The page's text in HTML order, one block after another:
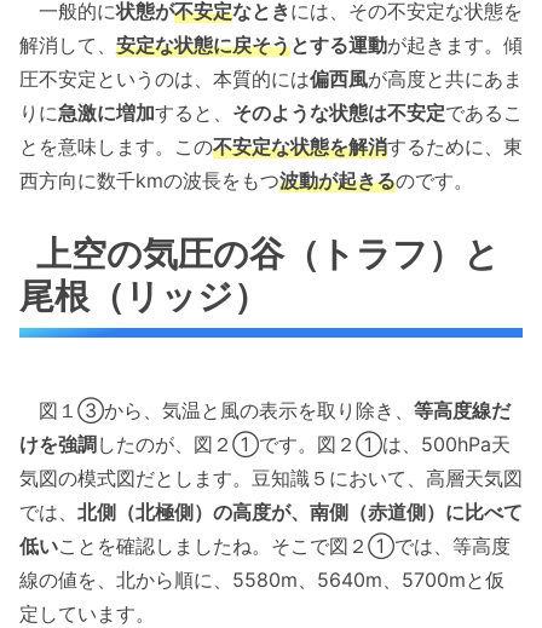
一般的に状態が不安定なときには、その不安定な状態を
解消して、 安定な状態に戻そうとする運動が起きます。傾
圧不安定というのは、本質的には偏西風が高度と共にあま
りに急激に増加すると、 そのような状態は不安定であるこ
とを意味します。この不安定な状態を解消するために、東
西方向に数千kmの波長をもつ波動が起きるのです。
上空の気圧の谷（トラフ）と
尾根（リッジ）
図１③から、気温と風の表示を取り除き、 等高度線だ
けを強調 したのが、図２①です。図２➀は、500hPa天
気図の模式図だとします。豆知識５において、高層天気図
では、 北側（北極側）の高度が、南側（赤道側）に比べて
低いことを確認しましたね。そこで図２➀では、等高度
線の値を、北から順に、5580m、5640m、5700mと仮
定しています。